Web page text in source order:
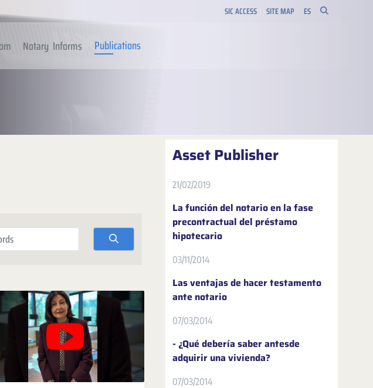
SIC ACCESS SITE MAP ES
Notary Informs Publications
Asset Publisher
21/02/2019
La función del notario en la fase
precontractual del préstamo
hipotecario
03/11/2014
Las ventajas de hacer testamento
ante notario
07/03/2014
- ¿Qué debería saber antesde
adquirir una vivienda?
07/03/2014